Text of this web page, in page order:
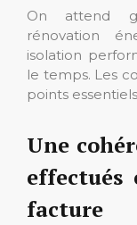
On attend
rénovation
isolation
le temps. Les
points
Une
facture